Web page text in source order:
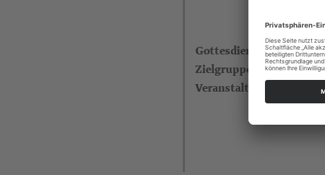
Gottesdienstleitende
Zielgruppe
Veranstalter